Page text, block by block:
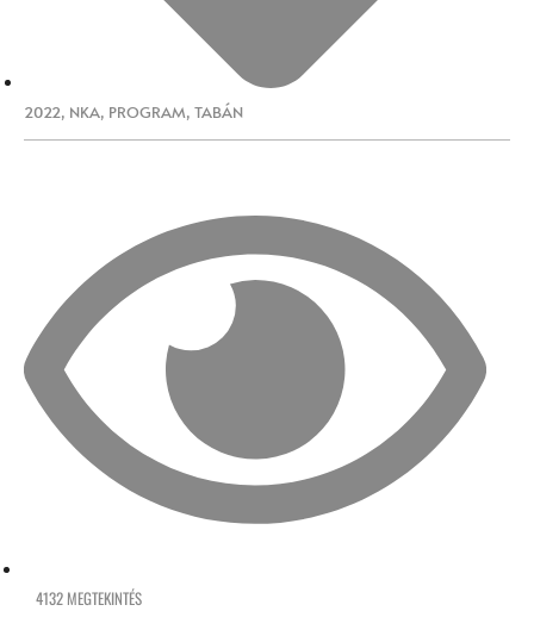
2022, NKA, PROGRAM, TABÁN
4132 MEGTEKINTÉS